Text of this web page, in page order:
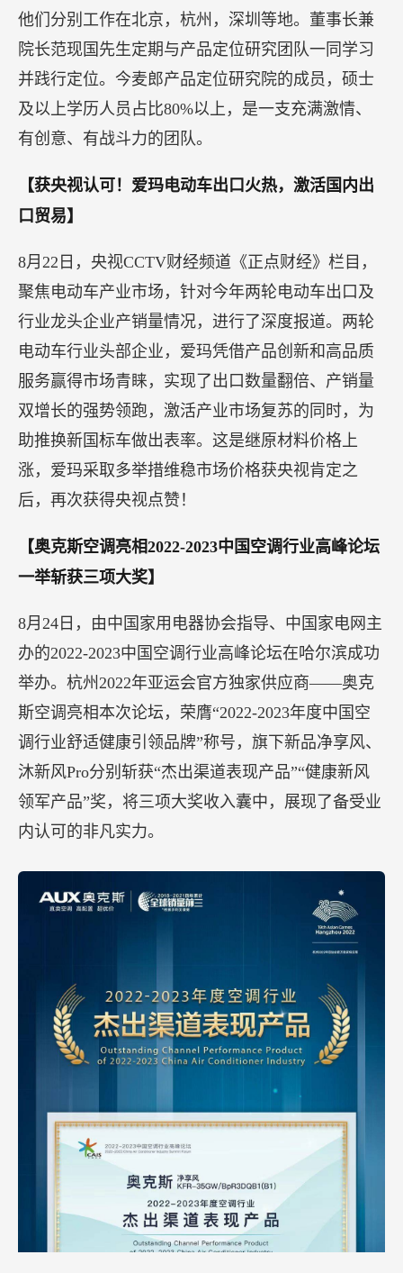
他们分别工作在北京，杭州，深圳等地。董事长兼
院长范现国先生定期与产品定位研究团队一同学习
并践行定位。今麦郎产品定位研究院的成员，硕士
及以上学历人员占比80%以上，是一支充满激情、
有创意、有战斗力的团队。
【获央视认可！爱玛电动车出口火热，激活国内出
口贸易】
8月22日，央视CCTV财经频道《正点财经》栏目，
聚焦电动车产业市场，针对今年两轮电动车出口及
行业龙头企业产销量情况，进行了深度报道。两轮
电动车行业头部企业，爱玛凭借产品创新和高品质
服务赢得市场青睐，实现了出口数量翻倍、产销量
双增长的强势领跑，激活产业市场复苏的同时，为
助推换新国标车做出表率。这是继原材料价格上
涨，爱玛采取多举措维稳市场价格获央视肯定之
后，再次获得央视点赞！
【奥克斯空调亮相2022-2023中国空调行业高峰论坛
一举斩获三项大奖】
8月24日，由中国家用电器协会指导、中国家电网主
办的2022-2023中国空调行业高峰论坛在哈尔滨成功
举办。杭州2022年亚运会官方独家供应商——奥克
斯空调亮相本次论坛，荣膺“2022-2023年度中国空
调行业舒适健康引领品牌”称号，旗下新品净享风、
沐新风Pro分别斩获“杰出渠道表现产品”“健康新风
领军产品”奖，将三项大奖收入囊中，展现了备受业
内认可的非凡实力。